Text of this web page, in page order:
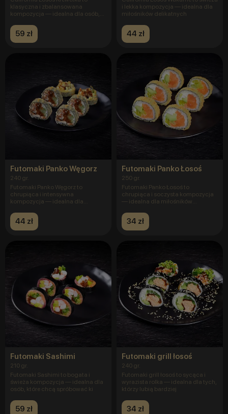
klasyczna i zbalansowana
kompozycja — idealna dla osób,
59 zł
i lekka kompozycja — idealna dla
miłośników delikatnych
44 zł
Futomaki Panko Węgorz
240 gr.
Futomaki Panko Węgorz to
chrupiąca i intensywna
kompozycja — idealna dla
44 zł
Futomaki Panko Łosoś
250 gr.
Futomaki Panko Łosoś to
chrupiąca i soczysta kompozycja
— idealna dla miłośników
34 zł
Futomaki Sashimi
210 gr.
Futomaki Sashimi to bogata i
świeża kompozycja — idealna dla
osób, które chcą spróbować ki
59 zł
Futomaki grill łosoś
240 gr.
Futomaki grill łosoś to sycąca i
wyrazista rolka — idealna dla tych,
którzy lubią bardziej
34 zł